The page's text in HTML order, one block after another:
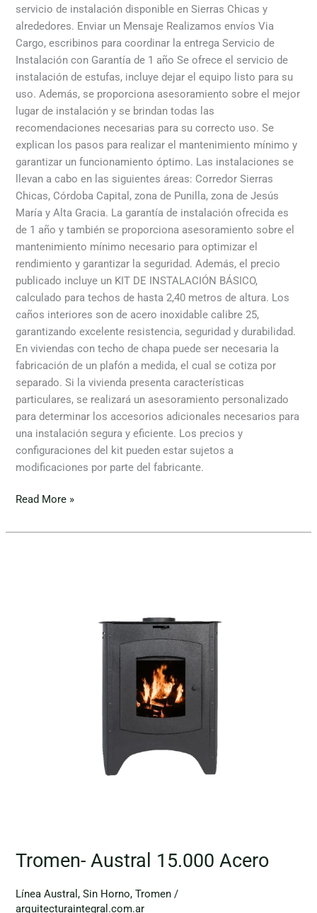
servicio de instalación disponible en Sierras Chicas y
alrededores. Enviar un Mensaje Realizamos envíos Via
Cargo, escribinos para coordinar la entrega Servicio de
Instalación con Garantía de 1 año Se ofrece el servicio de
instalación de estufas, incluye dejar el equipo listo para su
uso. Además, se proporciona asesoramiento sobre el mejor
lugar de instalación y se brindan todas las
recomendaciones necesarias para su correcto uso. Se
explican los pasos para realizar el mantenimiento mínimo y
garantizar un funcionamiento óptimo. Las instalaciones se
llevan a cabo en las siguientes áreas: Corredor Sierras
Chicas, Córdoba Capital, zona de Punilla, zona de Jesús
María y Alta Gracia. La garantía de instalación ofrecida es
de 1 año y también se proporciona asesoramiento sobre el
mantenimiento mínimo necesario para optimizar el
rendimiento y garantizar la seguridad. Además, el precio
publicado incluye un KIT DE INSTALACIÓN BÁSICO,
calculado para techos de hasta 2,40 metros de altura. Los
caños interiores son de acero inoxidable calibre 25,
garantizando excelente resistencia, seguridad y durabilidad.
En viviendas con techo de chapa puede ser necesaria la
fabricación de un plafón a medida, el cual se cotiza por
separado. Si la vivienda presenta características
particulares, se realizará un asesoramiento personalizado
para determinar los accesorios adicionales necesarios para
una instalación segura y eficiente. Los precios y
configuraciones del kit pueden estar sujetos a
modificaciones por parte del fabricante.
Read More »
Tromen- Austral 15.000 Acero
Línea Austral ,Sin Horno,Tromen /
arquitecturaintegral.com.ar